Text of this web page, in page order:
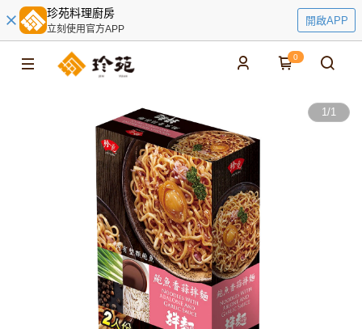
珍苑料理廚房
立刻使用官方APP
開啟APP
0
1/1